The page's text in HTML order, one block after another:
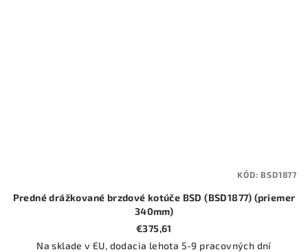
Predné drážkované brzdové kotúče BSD (BSD1877) (priemer
340mm)
€375,61
Na sklade v EU, dodacia lehota 5-9 pracovných dní
KÓD:BSD1877